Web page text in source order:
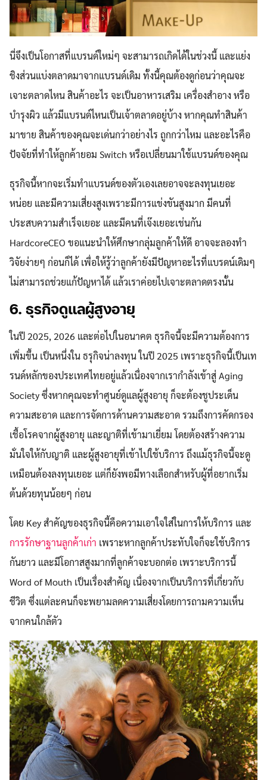
Search
for:
Search
นี่จึงเป็นโอกาสที่แบรนด์ใหม่ๆ จะสามารถเกิดได้ในช่วงนี้ และแย่ง
ชิงส่วนแบ่งตลาดมาจากแบรนด์เดิม ทั้งนี้คุณต้องดูก่อนว่าคุณจะ
เจาะตลาดไหน สินค้าอะไร จะเป็นอาหารเสริม เครื่องสำอาง หรือ
บำรุงผิว แล้วมีแบรนด์ไหนเป็นเจ้าตลาดอยู่บ้าง หากคุณทำสินค้า
มาขาย สินค้าของคุณจะเด่นกว่าอย่างไร ถูกกว่าไหม และอะไรคือ
ปัจจัยที่ทำให้ลูกค้ายอม Switch หรือเปลี่ยนมาใช้แบรนด์ของคุณ
ธุรกิจนี้หากจะเริ่มทำแบรนด์ของตัวเองเลยอาจจะลงทุนเยอะ
หน่อย และมีความเสี่ยงสูงเพราะมีการแข่งขันสูงมาก มีคนที่
ประสบความสำเร็จเยอะ และมีคนที่เจ๊งเยอะเช่นกัน
HardcoreCEO ขอแนะนำให้ศึกษากลุ่มลูกค้าให้ดี อาจจะลองทำ
วิจัยง่ายๆ ก่อนก็ได้ เพื่อให้รู้ว่าลูกค้ายังมีปัญหาอะไรที่แบรดน์เดิมๆ
ไม่สามารถช่วยแก้ปัญหาได้ แล้วเราค่อยไปเจาะตลาดตรงนั้น
6. ธุรกิจดูแลผู้สูงอายุ
ในปี 2025, 2026 และต่อไปในอนาคต ธุรกิจนี้จะมีความต้องการ
เพิ่มขึ้น เป็นหนึ่งใน ธรุกิจน่าลงทุน ในปี 2025 เพราะธุรกิจนี้เป็นเท
รนด์หลักของประเทศไทยอยู่แล้วเนื่องจากเรากำลังเข้าสู่ Aging
Society ซึ่งหากคุณจะทำศูนย์ดูแลผู้สูงอายุ ก็จะต้องชูประเด็น
ความสะอาด และการจัดการด้านความสะอาด รวมถึงการคัดกรอง
เชื้อโรคจากผู้สูงอายุ และญาติที่เข้ามาเยี่ยม โดยต้องสร้างความ
มั่นใจให้กับญาติ และผู้สูงอายุที่เข้าไปใช้บริการ ถึงแม้ธุรกิจนี้จะดู
เหมือนต้องลงทุนเยอะ แต่ก็ยังพอมีทางเลือกสำหรับผู้ที่อยากเริ่ม
ต้นด้วยทุนน้อยๆ ก่อน
โดย Key สำคัญของธุรกิจนี้คือความเอาใจใส่ในการให้บริการ และ
การรักษาฐานลูกค้าเก่า เพราะหากลูกค้าประทับใจก็จะใช้บริการ
กันยาว และมีโอกาสสูงมากที่ลูกค้าจะบอกต่อ เพราะบริการนี้
Word of Mouth เป็นเรื่องสำคัญ เนื่องจากเป็นบริการที่เกี่ยวกับ
ชีวิต ซึ่งแต่ละคนก็จะพยามลดความเสี่ยงโดยการถามความเห็น
จากคนใกล้ตัว